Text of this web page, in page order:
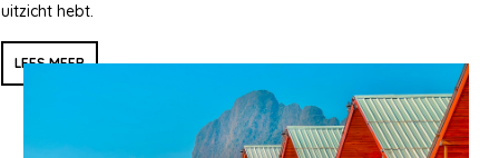
uitzicht hebt.
LEES MEER